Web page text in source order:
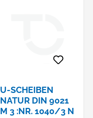
U-SCHEIBEN
NATUR DIN 9021
M 3 :NR. 1040/3 N